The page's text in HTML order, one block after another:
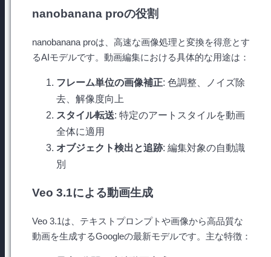
nanobanana proの役割
nanobanana proは、高速な画像処理と変換を得意とす
るAIモデルです。動画編集における具体的な用途は：
フレーム単位の画像補正: 色調整、ノイズ除
去、解像度向上
スタイル転送: 特定のアートスタイルを動画
全体に適用
オブジェクト検出と追跡: 編集対象の自動識
別
Veo 3.1による動画生成
Veo 3.1は、テキストプロンプトや画像から高品質な
動画を生成するGoogleの最新モデルです。主な特徴：